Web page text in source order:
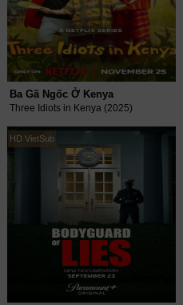
Ba Gã Ngốc Ở Kenya
Three Idiots in Kenya (2025)
HD VietSub